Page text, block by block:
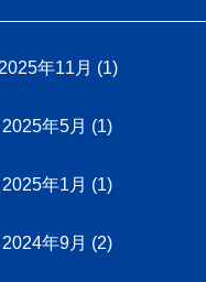
2025年11月 (1)
2025年5月 (1)
2025年1月 (1)
2024年9月 (2)